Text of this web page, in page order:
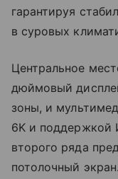
гарантируя
в суровых
Центральное
дюймовый
зоны, и
6K и поддержкой
второго ряда
потолочный